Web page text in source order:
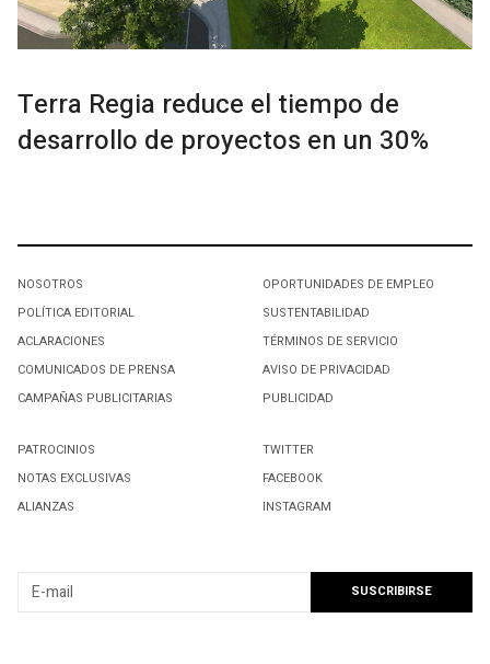
Terra Regia reduce el tiempo de
desarrollo de proyectos en un 30%
NOSOTROS
POLÍTICA EDITORIAL
ACLARACIONES
COMUNICADOS DE PRENSA
CAMPAÑAS PUBLICITARIAS
OPORTUNIDADES DE EMPLEO
SUSTENTABILIDAD
TÉRMINOS DE SERVICIO
AVISO DE PRIVACIDAD
PUBLICIDAD
PATROCINIOS
NOTAS EXCLUSIVAS
ALIANZAS
TWITTER
FACEBOOK
INSTAGRAM